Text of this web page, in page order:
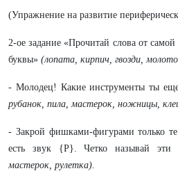
(Упражнение на развитие
2-ое задание «Прочитай слова от
буквы» (лопата, кирпич, гвозди,
- Молодец! Какие инструменты ты
рубанок, пила, мастерок, ножницы,
- Закрой фишками-фигурами только
есть звук {Р}. Четко называй
мастерок, рулетка).